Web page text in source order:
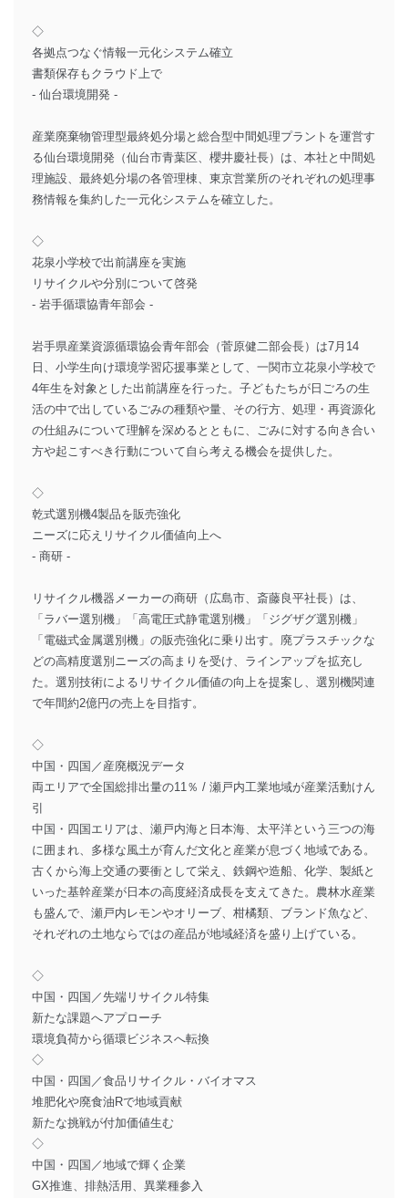
◇
各拠点つなぐ情報一元化システム確立
書類保存もクラウド上で
- 仙台環境開発 -
産業廃棄物管理型最終処分場と総合型中間処理プラントを運営す
る仙台環境開発（仙台市青葉区、櫻井慶社長）は、本社と中間処
理施設、最終処分場の各管理棟、東京営業所のそれぞれの処理事
務情報を集約した一元化システムを確立した。
◇
花泉小学校で出前講座を実施
リサイクルや分別について啓発
- 岩手循環協青年部会 -
岩手県産業資源循環協会青年部会（菅原健二部会長）は7月14
日、小学生向け環境学習応援事業として、一関市立花泉小学校で
4年生を対象とした出前講座を行った。子どもたちが日ごろの生
活の中で出しているごみの種類や量、その行方、処理・再資源化
の仕組みについて理解を深めるとともに、ごみに対する向き合い
方や起こすべき行動について自ら考える機会を提供した。
◇
乾式選別機4製品を販売強化
ニーズに応えリサイクル価値向上へ
- 商研 -
リサイクル機器メーカーの商研（広島市、斎藤良平社長）は、
「ラバー選別機」「高電圧式静電選別機」「ジグザグ選別機」
「電磁式金属選別機」の販売強化に乗り出す。廃プラスチックな
どの高精度選別ニーズの高まりを受け、ラインアップを拡充し
た。選別技術によるリサイクル価値の向上を提案し、選別機関連
で年間約2億円の売上を目指す。
◇
中国・四国／産廃概況データ
両エリアで全国総排出量の11％ / 瀬戸内工業地域が産業活動けん
引
中国・四国エリアは、瀬戸内海と日本海、太平洋という三つの海
に囲まれ、多様な風土が育んだ文化と産業が息づく地域である。
古くから海上交通の要衝として栄え、鉄鋼や造船、化学、製紙と
いった基幹産業が日本の高度経済成長を支えてきた。農林水産業
も盛んで、瀬戸内レモンやオリーブ、柑橘類、ブランド魚など、
それぞれの土地ならではの産品が地域経済を盛り上げている。
◇
中国・四国／先端リサイクル特集
新たな課題へアプローチ
環境負荷から循環ビジネスへ転換
◇
中国・四国／食品リサイクル・バイオマス
堆肥化や廃食油Rで地域貢献
新たな挑戦が付加価値生む
◇
中国・四国／地域で輝く企業
GX推進、排熱活用、異業種参入